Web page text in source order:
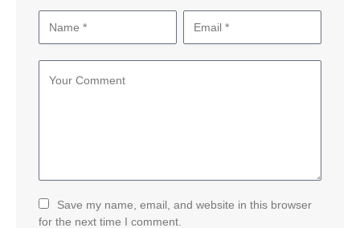
Save my name, email, and website in this browser
for the next time I comment.